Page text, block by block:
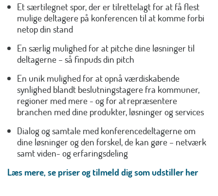
Et særtilegnet spor, der er tilrettelagt for at få flest
mulige deltagere på konferencen til at komme forbi
netop din stand
En særlig mulighed for at pitche dine løsninger til
deltagerne – så finpuds din pitch
En unik mulighed for at opnå værdiskabende
synlighed blandt beslutningstagere fra kommuner,
regioner med mere - og for at repræsentere
branchen med dine produkter, løsninger og services
Dialog og samtale med konferencedeltagerne om
dine løsninger og den forskel, de kan gøre – netværk
samt viden- og erfaringsdeling
Læs mere, se priser og tilmeld dig som udstiller her